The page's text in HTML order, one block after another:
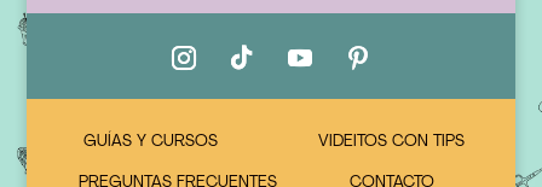
GUÍAS Y CURSOS VIDEITOS CON TIPS
PREGUNTAS FRECUENTES CONTACTO